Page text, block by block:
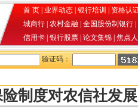
首 页 业界动态 银行培训
资格认
城商行 农村金融 全国股份制银行
信用卡 银行股票 论文集锦 焦点
验证码：
制度对农信社发